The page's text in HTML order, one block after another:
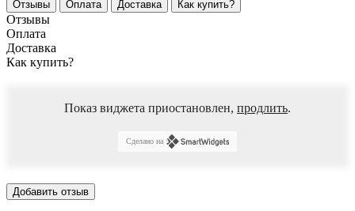
Отзывы Оплата Доставка Как купить?
Отзывы
Оплата
Доставка
Как купить?
Показ виджета приостановлен, продлить.
Сделано на
Добавить отзыв